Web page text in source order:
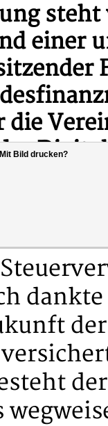
einer
Mit Bild drucken?